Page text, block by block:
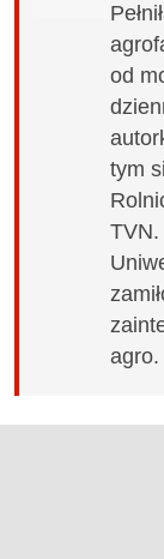
od
tym
TVN.
agro.